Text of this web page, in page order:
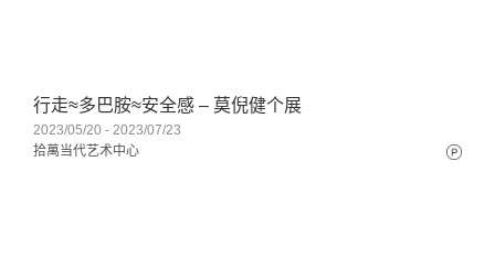
行走≈多巴胺≈安全感 – 莫倪健个展
2023/05/20 - 2023/07/23
拾萬当代艺术中心